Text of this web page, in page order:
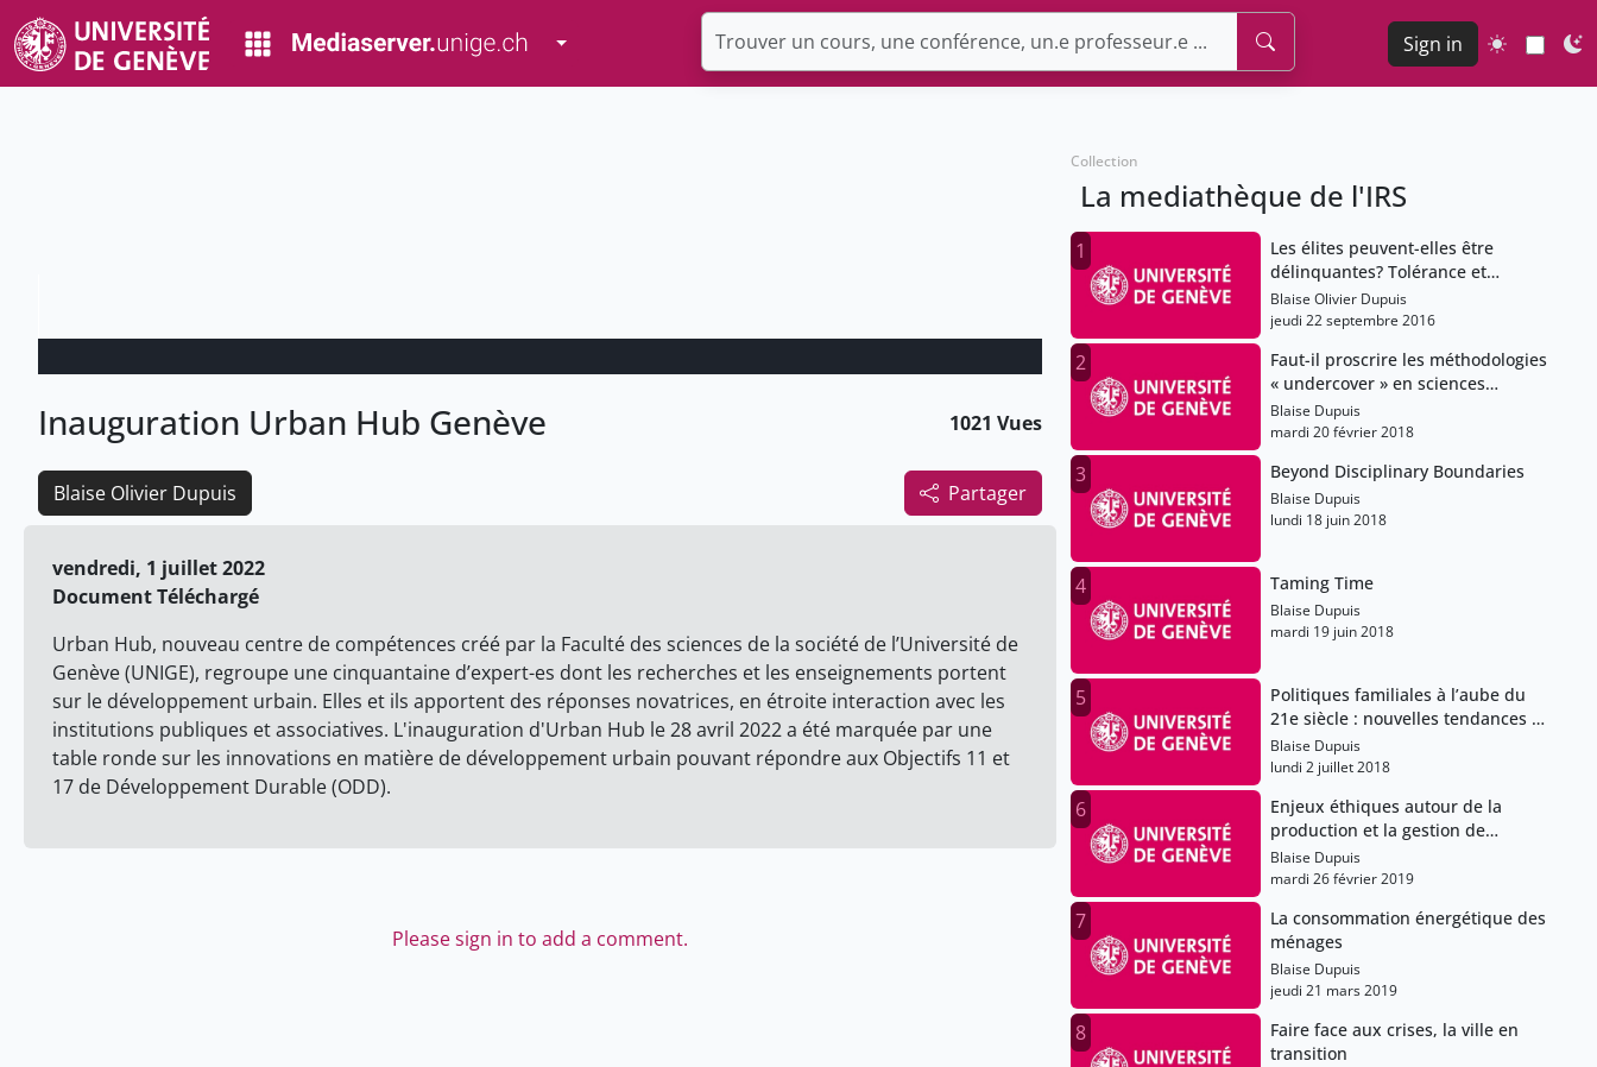
Toggle Dropdown Sign in
Inauguration Urban Hub Genève 1021 Vues
Partager
Blaise Olivier Dupuis
vendredi, 1 juillet 2022
Document Téléchargé
Urban Hub, nouveau centre de compétences créé par la Faculté des sciences de la société de l’Université de
Genève (UNIGE), regroupe une cinquantaine d’expert-es dont les recherches et les enseignements portent
sur le développement urbain. Elles et ils apportent des réponses novatrices, en étroite interaction avec les
institutions publiques et associatives. L'inauguration d'Urban Hub le 28 avril 2022 a été marquée par une
table ronde sur les innovations en matière de développement urbain pouvant répondre aux Objectifs 11 et
17 de Développement Durable (ODD).
Please sign in to add a comment.
Collection
La mediathèque de l'IRS
1
Les élites peuvent-elles être
délinquantes? Tolérance et
réprobation de la criminalité en
col blanc
Blaise Olivier Dupuis
jeudi 22 septembre 2016
2
Faut-il proscrire les méthodologies
« undercover » en sciences
sociales ?
Blaise Dupuis
mardi 20 février 2018
3 Beyond Disciplinary Boundaries
Blaise Dupuis
lundi 18 juin 2018
4 Taming Time
Blaise Dupuis
mardi 19 juin 2018
5
Politiques familiales à l’aube du
21e siècle : nouvelles tendances et
vulnérabilités dans la vie familiale
Blaise Dupuis
lundi 2 juillet 2018
6
Enjeux éthiques autour de la
production et la gestion de
données en sciences sociales
Blaise Dupuis
mardi 26 février 2019
7
La consommation énergétique des
ménages
Blaise Dupuis
jeudi 21 mars 2019
8
Faire face aux crises, la ville en
transition